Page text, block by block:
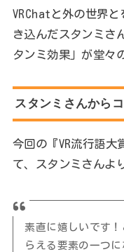
VRChatと外の世界と
き込んだスタンミさ
タンミ効果」が堂々
スタンミさんから
今回の『VR流行語大
て、スタンミさんよ
素直に嬉しいです
らえる要素の一つに